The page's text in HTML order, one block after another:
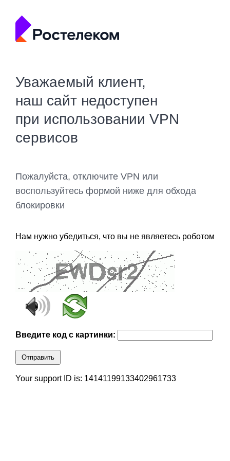
Уважаемый клиент,
наш сайт недоступен
при использовании VPN
сервисов
Пожалуйста, отключите VPN или
воспользуйтесь формой ниже для обхода
блокировки
Нам нужно убедиться, что вы не являетесь роботом
Введите код с картинки:
Отправить
Your support ID is: 14141199133402961733